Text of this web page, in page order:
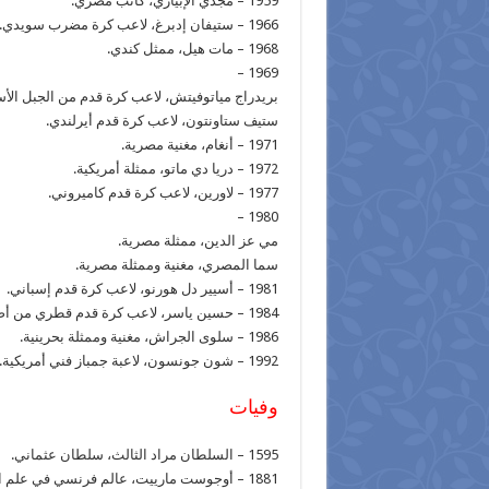
1966 – ستيفان إدبرغ، لاعب كرة مضرب سويدي.
1968 – مات هيل، ممثل كندي.
1969 –
بريدراج مياتوفيتش، لاعب كرة قدم من الجبل
ستيف ستاونتون، لاعب كرة قدم أيرلندي.
1971 – أنغام، مغنية مصرية.
1972 – دريا دي ماتو، ممثلة أمريكية.
1977 – لاورين، لاعب كرة قدم كاميروني.
1980 –
مي عز الدين، ممثلة مصرية.
سما المصري، مغنية وممثلة مصرية.
1981 – أسيير دل هورنو، لاعب كرة قدم إسباني.
1984 – حسين ياسر، لاعب كرة قدم قطري من أصل مصري.
1986 – سلوى الجراش، مغنية وممثلة بحرينية.
1992 – شون جونسون، لاعبة جمباز فني أمريكية.
وفيات
1595 – السلطان مراد الثالث، سلطان عثماني.
1881 – أوجوست مارييت، عالم فرنسي في علم البصريات.